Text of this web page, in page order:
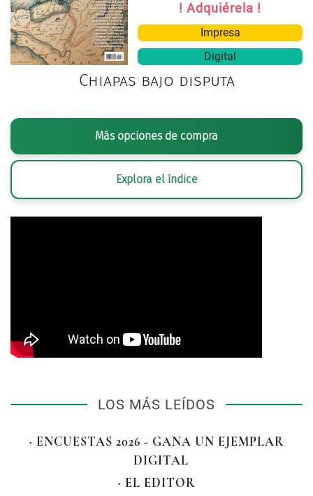
! Adquiérela !
Impresa
Digital
Chiapas bajo disputa
Más opciones de compra
Explora el índice
LOS MÁS LEÍDOS
· ENCUESTAS 2026 - GANA UN EJEMPLAR
DIGITAL
· EL EDITOR